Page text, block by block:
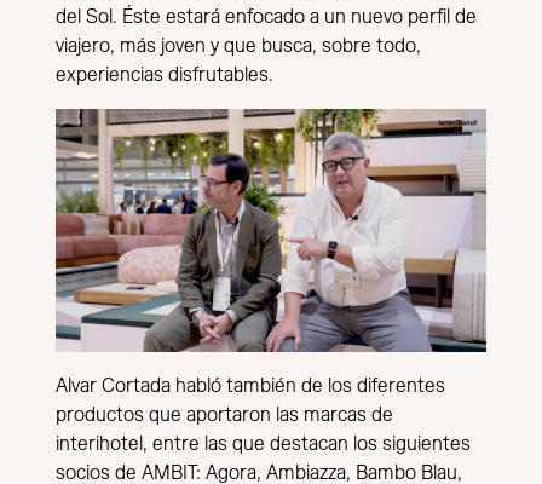
del Sol. Éste estará enfocado a un nuevo perfil de
viajero, más joven y que busca, sobre todo,
experiencias disfrutables.
Alvar Cortada habló también de los diferentes
productos que aportaron las marcas de
interihotel, entre las que destacan los siguientes
socios de AMBIT: Agora, Ambiazza, Bambo Blau,